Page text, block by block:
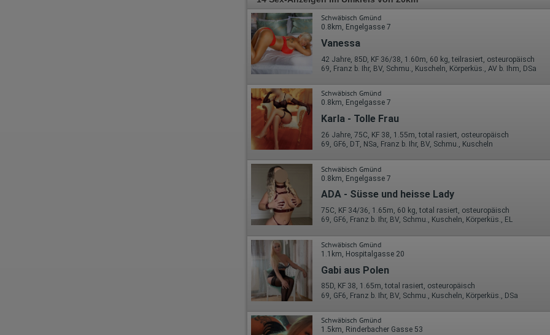
Schwäbisch Gmünd
0.8km, Engelgasse 7
Vanessa
42 Jahre, 85D, KF 36/38, 1.60m, 60 kg, teilrasiert, osteuropäisch
69, Franz b. Ihr, BV, Schmu., Kuscheln, Körperküs., AV b. Ihm, DSa
Schwäbisch Gmünd
0.8km, Engelgasse 7
Karla - Tolle Frau
26 Jahre, 75C, KF 38, 1.55m, total rasiert, osteuropäisch
69, GF6, DT, NSa, Franz b. Ihr, BV, Schmu., Kuscheln
Schwäbisch Gmünd
0.8km, Engelgasse 7
ADA - Süsse und heisse Lady
75C, KF 34/36, 1.65m, 60 kg, total rasiert, osteuropäisch
69, GF6, Franz b. Ihr, BV, Schmu., Kuscheln, Körperküs., EL
Schwäbisch Gmünd
1.1km, Hospitalgasse 20
Gabi aus Polen
85D, KF 38, 1.65m, total rasiert, osteuropäisch
69, GF6, Franz b. Ihr, BV, Schmu., Kuscheln, Körperküs., DSa
Schwäbisch Gmünd
1.5km, Rinderbacher Gasse 53